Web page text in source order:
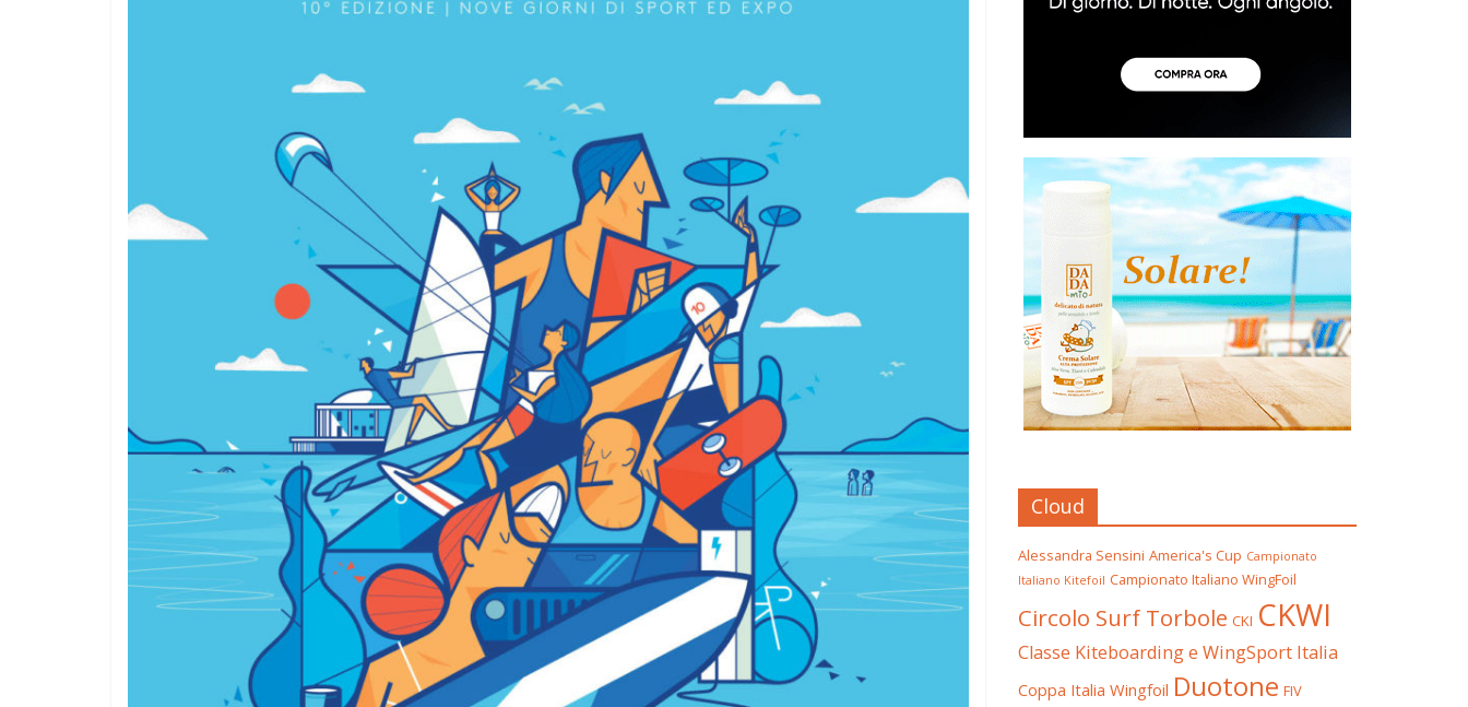
Cloud
Alessandra Sensini America's Cup Campionato
Italiano Kitefoil Campionato Italiano WingFoil
Circolo Surf Torbole CKI CKWI
Classe Kiteboarding e WingSport Italia
Coppa Italia Wingfoil Duotone FIV